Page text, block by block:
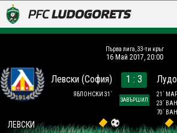
LUDOGORETS TV
НА ТЕРЕНА
СТАДИОН & БАЗИ
Първа лига, 33-ти кръг
16 Май 2017, 20:00
Левски (София)
ЯБЛОНСКИ 31´
1 : 3
ЗАВЪРШИЛ
21´
23´
70´
ЛЕВСКИ